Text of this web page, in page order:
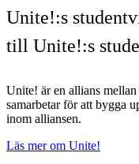
Unite!:s
till Unite!:s
Unite! är en allians
samarbetar för att bygga
inom alliansen.
Läs mer om Unite!